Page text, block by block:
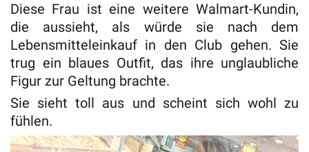
Diese Frau ist eine weitere Walmart-Kundin,
die aussieht, als würde sie nach dem
Lebensmitteleinkauf in den Club gehen. Sie
trug ein blaues Outfit, das ihre unglaubliche
Figur zur Geltung brachte.
Sie sieht toll aus und scheint sich wohl zu
fühlen.